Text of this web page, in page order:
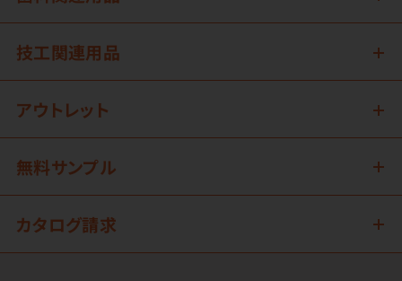
技工関連用品
アウトレット
無料サンプル
カタログ請求